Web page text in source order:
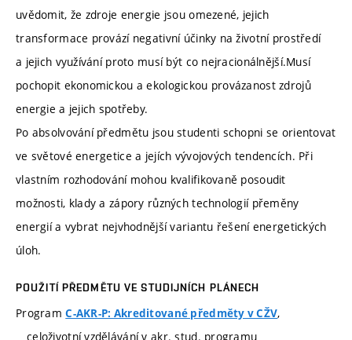
uvědomit, že zdroje energie jsou omezené, jejich
transformace provází negativní účinky na životní prostředí
a jejich využívání proto musí být co nejracionálnější.Musí
pochopit ekonomickou a ekologickou provázanost zdrojů
energie a jejich spotřeby.
Po absolvování předmětu jsou studenti schopni se orientovat
ve světové energetice a jejích vývojových tendencích. Při
vlastním rozhodování mohou kvalifikovaně posoudit
možnosti, klady a zápory různých technologií přeměny
energií a vybrat nejvhodnější variantu řešení energetických
úloh.
POUŽITÍ PŘEDMĚTU VE STUDIJNÍCH PLÁNECH
ProgramC-AKR-P: Akreditované předměty v CŽV,
celoživotní vzdělávání v akr. stud. programu